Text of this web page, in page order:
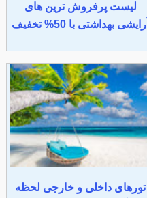
لیست پرفروش ترین های
آرایشی بهداشتی با 50% تخفیف
تورهای داخلی و خارجی لحظه